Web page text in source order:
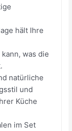
hält Ihre
was die
natürliche
und
Küche
im Set